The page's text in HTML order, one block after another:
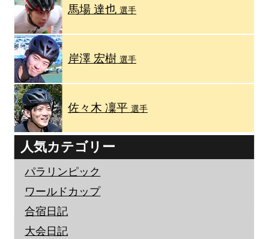
馬場 達也 選手
岸澤 宏樹 選手
佐々木 凜平 選手
人気カテゴリー
パラリンピック
ワールドカップ
合宿日記
大会日記